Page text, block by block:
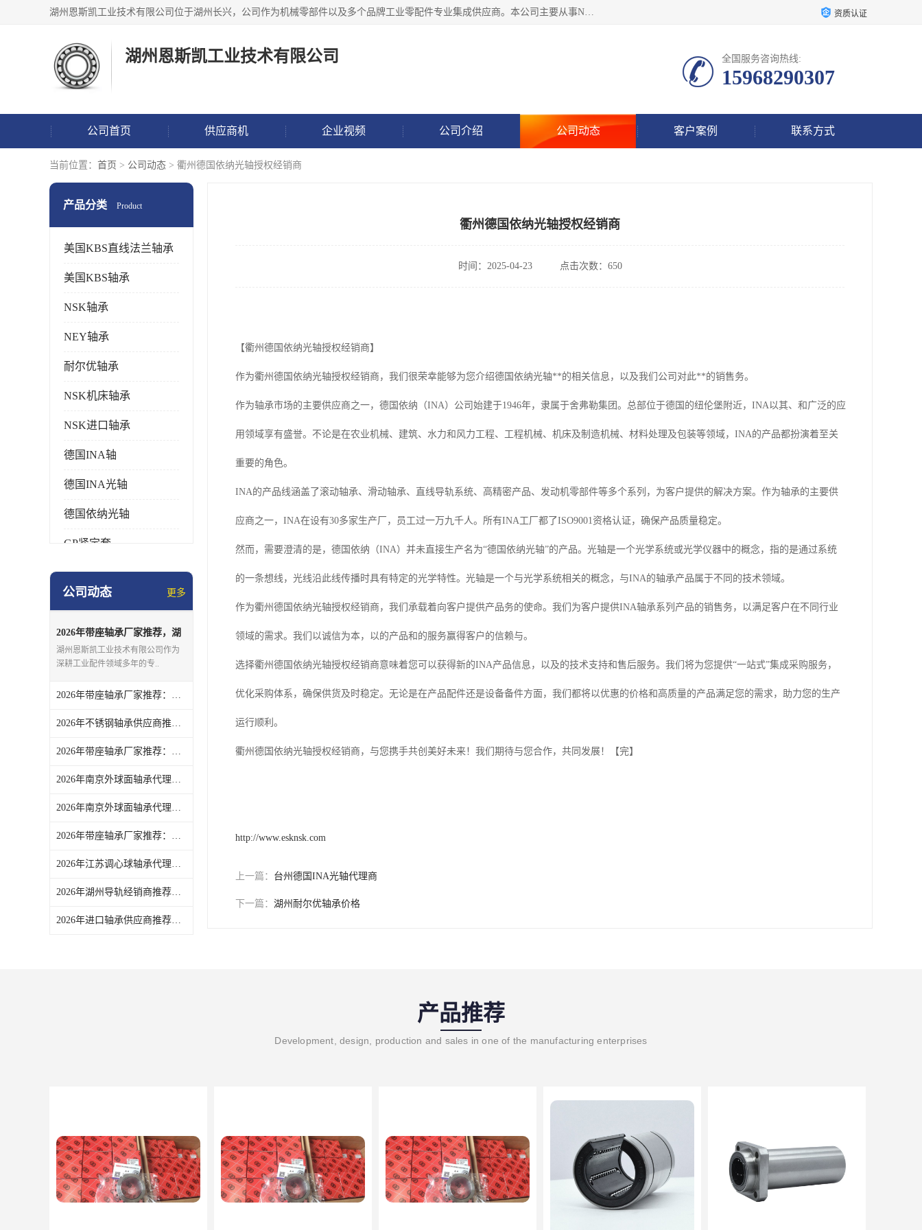
湖州恩斯凯工业技术有限公司位于湖州长兴，公司作为机械零部件以及多个品牌工业零配件专业集成供应商。本公司主要从事NSK进口轴承、SKF进口轴承、FAG进口轴承、NTN进口轴承、国产轴承：ZWZ、HRB、C&U轴承外球面轴承、导轨、丝杠、滑块、 润滑油、工业皮带及其他工业零部件的销售. 资质认证
湖州恩斯凯工业技术有限公司 全国服务咨询热线:
15968290307
公司首页 供应商机 企业视频 公司介绍 公司动态 客户案例 联系方式
当前位置： 首页 > 公司动态 > 衢州德国依纳光轴授权经销商
产品分类 Product
美国KBS直线法兰轴承
美国KBS轴承
NSK轴承
NEY轴承
耐尔优轴承
NSK机床轴承
NSK进口轴承
德国INA轴
德国INA光轴
德国依纳光轴
GP紧定套
SKF轴承
日本NSK进口轴承
德国INA进口轴承
日本NTN进口轴承
闽台上银HIWIN滑块导轨
不锈钢轴承
进口轴承
美国KBS直线轴承
日本THK
自润滑铜套无油轴承
C&U人本轴承
公司动态 更多
2026年带座轴承厂家推荐，湖
州源头企业实力解析
湖州恩斯凯工业技术有限公司作为
深耕工业配件领域多年的专..
2026年带座轴承厂家推荐：湖州恩斯凯工业技术有限公司解析
2026年不锈钢轴承供应商推荐：湖州恩斯凯工业技术有限公司一站式工业零配件配套服务解析
2026年带座轴承厂家推荐：湖州恩斯凯一站式工业配件整合供应
2026年南京外球面轴承代理商推荐：湖州恩斯凯工业技术有限公司解析
2026年南京外球面轴承代理商推荐，湖州恩斯凯工业技术有限公司品质保障
2026年带座轴承厂家推荐：聚焦湖州恩斯凯品质供应与服务优势
2026年江苏调心球轴承代理商推荐：湖州恩斯凯工业技术有限公司
2026年湖州导轨经销商推荐：恩斯凯工业全品类线性导轨供应
2026年进口轴承供应商推荐：湖州恩斯凯工业技术有限公司解析
衢州德国依纳光轴授权经销商
时间：2025-04-23 点击次数：650
【衢州德国依纳光轴授权经销商】
作为衢州德国依纳光轴授权经销商，我们很荣幸能够为您介绍德国依纳光轴**的相关信息，以及我们公司对此**的销售务。
作为轴承市场的主要供应商之一，德国依纳（INA）公司始建于1946年，隶属于舍弗勒集团。总部位于德国的纽伦堡附近，INA以其、和广泛的应
用领域享有盛誉。不论是在农业机械、建筑、水力和风力工程、工程机械、机床及制造机械、材料处理及包装等领域，INA的产品都扮演着至关
重要的角色。
INA的产品线涵盖了滚动轴承、滑动轴承、直线导轨系统、高精密产品、发动机零部件等多个系列，为客户提供的解决方案。作为轴承的主要供
应商之一，INA在设有30多家生产厂，员工过一万九千人。所有INA工厂都了ISO9001资格认证，确保产品质量稳定。
然而，需要澄清的是，德国依纳（INA）并未直接生产名为“德国依纳光轴”的产品。光轴是一个光学系统或光学仪器中的概念，指的是通过系统
的一条想线，光线沿此线传播时具有特定的光学特性。光轴是一个与光学系统相关的概念，与INA的轴承产品属于不同的技术领域。
作为衢州德国依纳光轴授权经销商，我们承载着向客户提供产品务的使命。我们为客户提供INA轴承系列产品的销售务，以满足客户在不同行业
领域的需求。我们以诚信为本，以的产品和的服务赢得客户的信赖与。
选择衢州德国依纳光轴授权经销商意味着您可以获得新的INA产品信息，以及的技术支持和售后服务。我们将为您提供“一站式”集成采购服务，
优化采购体系，确保供货及时稳定。无论是在产品配件还是设备备件方面，我们都将以优惠的价格和高质量的产品满足您的需求，助力您的生产
运行顺利。
衢州德国依纳光轴授权经销商，与您携手共创美好未来！我们期待与您合作，共同发展！【完】
http://www.esknsk.com
上一篇： 台州德国INA光轴代理商
下一篇： 湖州耐尔优轴承价格
产品推荐
Development, design, production and sales in one of the manufacturing enterprises